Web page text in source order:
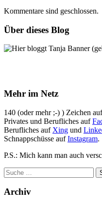
Kommentare sind geschlossen.
Über dieses Blog
Hier bloggt Tanja Banner
Mehr im Netz
140 (oder mehr ;-) ) Zeichen
Privates und Berufliches auf
Berufliches auf Xing und
Schnappschüsse aufInstagram.
P.S.: Mich kann man auch
Archiv